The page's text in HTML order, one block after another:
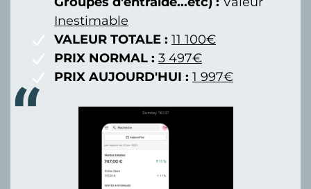
Inestimable
VALEUR TOTALE : 11 100€
PRIX NORMAL : 3 497€
PRIX AUJOURD'HUI : 1 997€